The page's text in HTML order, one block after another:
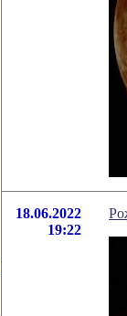
18.06.2022
19:22